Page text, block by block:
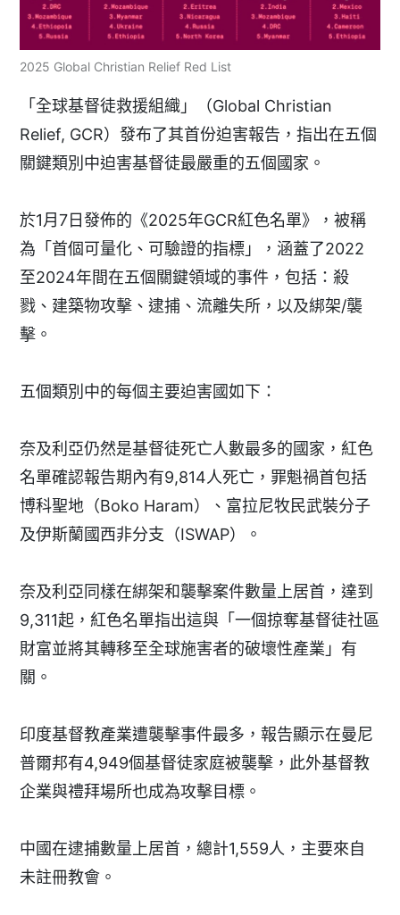
2025 Global Christian Relief Red List
「全球基督徒救援組織」（Global Christian
Relief, GCR）發布了其首份迫害報告，指出在五個
關鍵類別中迫害基督徒最嚴重的五個國家。
於1月7日發佈的《2025年GCR紅色名單》，被稱
為「首個可量化、可驗證的指標」，涵蓋了2022
至2024年間在五個關鍵領域的事件，包括：殺
戮、建築物攻擊、逮捕、流離失所，以及綁架/襲
擊。
五個類別中的每個主要迫害國如下：
奈及利亞仍然是基督徒死亡人數最多的國家，紅色
名單確認報告期內有9,814人死亡，罪魁禍首包括
博科聖地（Boko Haram）、富拉尼牧民武裝分子
及伊斯蘭國西非分支（ISWAP）。
奈及利亞同樣在綁架和襲擊案件數量上居首，達到
9,311起，紅色名單指出這與「一個掠奪基督徒社區
財富並將其轉移至全球施害者的破壞性產業」有
關。
印度基督教產業遭襲擊事件最多，報告顯示在曼尼
普爾邦有4,949個基督徒家庭被襲擊，此外基督教
企業與禮拜場所也成為攻擊目標。
中國在逮捕數量上居首，總計1,559人，主要來自
未註冊教會。